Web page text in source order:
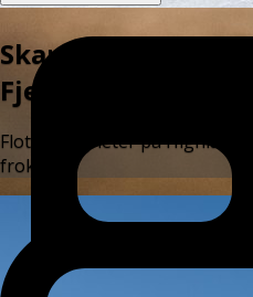
Skarverennet
Fjellandsby
Flotte leiligheter på Highland
frokost!